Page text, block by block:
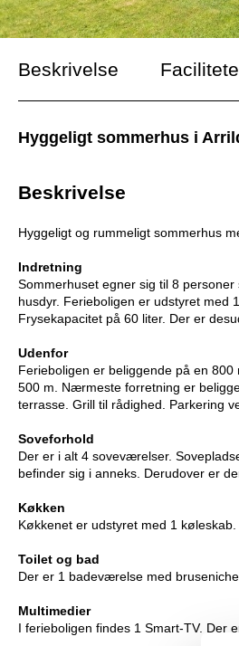
Beskrivelse
Hyggeligt sommerhus i
Beskrivelse
Hyggeligt og rummeligt sommerhus
Indretning
Sommerhuset egner sig til 8
husdyr. Ferieboligen er udstyret med
Frysekapacitet på 60 liter. Der er
Udenfor
Ferieboligen er beliggende på en
500 m. Nærmeste forretning er
terrasse. Grill til rådighed. Parkering
Soveforhold
Der er i alt 4 soveværelser.
befinder sig i anneks. Derudover er
Køkken
Køkkenet er udstyret med 1
Toilet og bad
Der er 1 badeværelse med
Multimedier
I ferieboligen findes 1 Smart-TV. Der